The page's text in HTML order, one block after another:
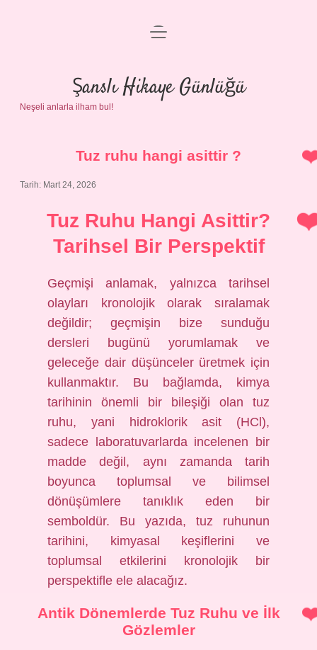
Anasayfa
Gizlilik Politikası
menüyü
Şanslı Hikaye Günlüğü
Neşeli anlarla ilham bul!
Tuz ruhu hangi asittir ?
Tarih: Mart 24, 2026
Tuz Ruhu Hangi Asittir?
Tarihsel Bir Perspektif
Geçmişi anlamak, yalnızca tarihsel
olayları kronolojik olarak sıralamak
değildir; geçmişin bize sunduğu
dersleri bugünü yorumlamak ve
geleceğe dair düşünceler üretmek için
kullanmaktır. Bu bağlamda, kimya
tarihinin önemli bir bileşiği olan tuz
ruhu, yani hidroklorik asit (HCl),
sadece laboratuvarlarda incelenen bir
madde değil, aynı zamanda tarih
boyunca toplumsal ve bilimsel
dönüşümlere tanıklık eden bir
semboldür. Bu yazıda, tuz ruhunun
tarihini, kimyasal keşiflerini ve
toplumsal etkilerini kronolojik bir
perspektifle ele alacağız.
Antik Dönemlerde Tuz Ruhu ve İlk
Gözlemler